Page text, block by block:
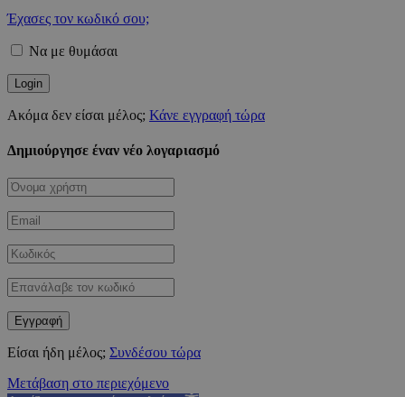
Έχασες τον κωδικό σου;
Να με θυμάσαι
Ακόμα δεν είσαι μέλος; Κάνε εγγραφή τώρα
Δημιούργησε έναν νέο λογαριασμό
Είσαι ήδη μέλος; Συνδέσου τώρα
Μετάβαση στο περιεχόμενο